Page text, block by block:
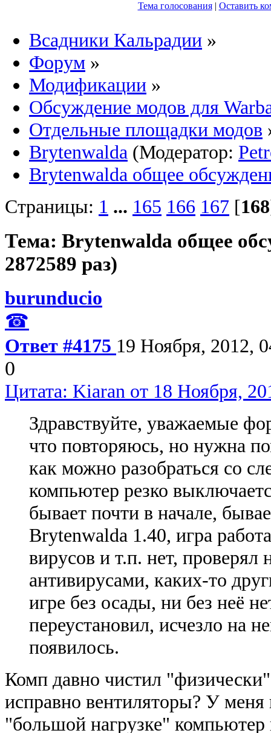
Тема голосования| Оставить
Всадники Кальрадии »
Форум »
Модификации »
Обсуждение модов для
Отдельные площадки модов
Brytenwalda (Модератор:
Brytenwalda общее
Страницы: 1 ... 165 166 167 [168
Тема: Brytenwalda общее
2872589 раз)
burunducio
☎
Ответ #4175 19 Ноября, 2012,
0
Цитата: Kiaran от 18 Ноября,
Здравствуйте, уважаемые
что повторяюсь, но нужна
как можно разобраться со
компьютер резко
бывает почти в начале,
Brytenwalda 1.40, игра
вирусов и т.п. нет, проверял
антивирусами, каких-то
игре без осады, ни без неё
переустановил, исчезло на
появилось.
Комп давно чистил
исправно вентиляторы? У
"большой нагрузке"